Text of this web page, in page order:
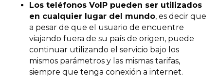
Los teléfonos VoIP pueden ser utilizados
en cualquier lugar del mundo, es decir que
a pesar de que el usuario de encuentre
viajando fuera de su país de origen, puede
continuar utilizando el servicio bajo los
mismos parámetros y las mismas tarifas,
siempre que tenga conexión a internet.